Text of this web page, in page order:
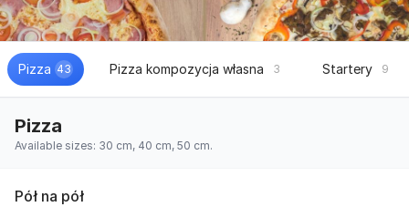
Pizza 43 Pizza kompozycja własna 3 Startery 9
Pizza
Available sizes: 30 cm, 40 cm, 50 cm.
Pół na pół